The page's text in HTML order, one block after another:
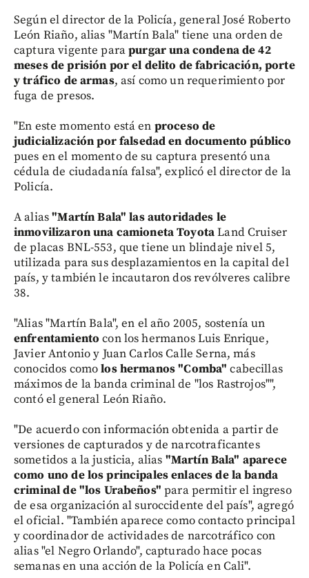
Según el director de la Policía, general José Roberto
León Riaño, alias "Martín Bala" tiene una orden de
captura vigente parapurgar una condena de 42
meses de prisión por el delito de fabricación, porte
y tráfico de armas, así como un requerimiento por
fuga de presos.
"En este momento está en proceso de
judicialización por falsedad en documento público
pues en el momento de su captura presentó una
cédula de ciudadanía falsa", explicó el director de la
Policía.
A alias"Martín Bala" las autoridades le
inmovilizaron una camioneta ToyotaLand Cruiser
de placas BNL-553, que tiene un blindaje nivel 5,
utilizada para sus desplazamientos en la capital del
país, y también le incautaron dos revólveres calibre
38.
"Alias "Martín Bala", en el año 2005, sostenía un
enfrentamiento con los hermanos Luis Enrique,
Javier Antonio y Juan Carlos Calle Serna, más
conocidos comolos hermanos "Comba" cabecillas
máximos de la banda criminal de "los Rastrojos"",
contó el general León Riaño.
"De acuerdo con información obtenida a partir de
versiones de capturados y de narcotraficantes
sometidos a la justicia, alias "Martín Bala" aparece
como uno de los principales enlaces de la banda
criminal de "los Urabeños"para permitir el ingreso
de esa organización al suroccidente del país", agregó
el oficial. "También aparece como contacto principal
y coordinador de actividades de narcotráfico con
alias "el Negro Orlando", capturado hace pocas
semanas en una acción de la Policía en Cali".